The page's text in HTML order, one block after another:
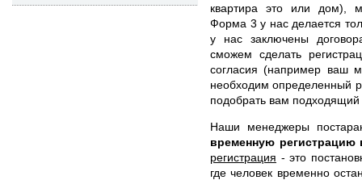
квартира это или дом),
Форма 3 у нас делается
у нас заключены
сможем сделать
согласия (например ваш
необходим определенный
подобрать вам подходящий
Наши менеджеры
временную регистрацию
регистрация - это
где человек временно